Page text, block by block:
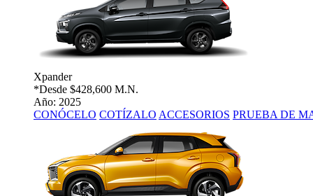
Xpander
*Desde $428,600 M.N.
Año: 2025
CONÓCELO COTÍZALO ACCESORIOS PRUEBA DE